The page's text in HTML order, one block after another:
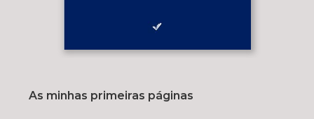
As minhas primeiras páginas